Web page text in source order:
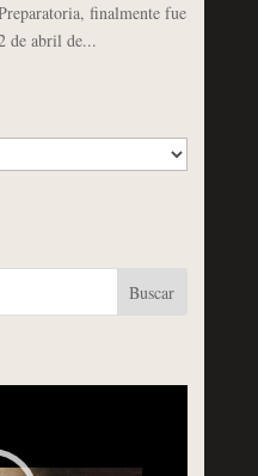
finalmente fue
de abril de...